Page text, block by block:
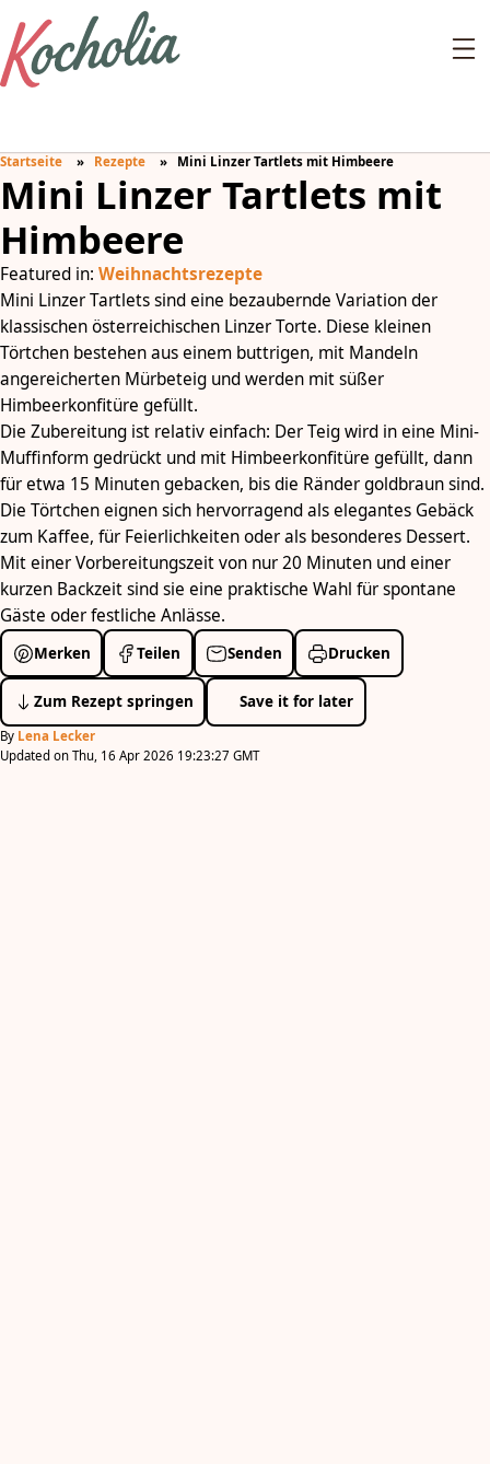
Startseite Rezepte Mini Linzer Tartlets mit Himbeere
Mini Linzer Tartlets mit
Himbeere
Featured in: Weihnachtsrezepte
Mini Linzer Tartlets sind eine bezaubernde Variation der
klassischen österreichischen Linzer Torte. Diese kleinen
Törtchen bestehen aus einem buttrigen, mit Mandeln
angereicherten Mürbeteig und werden mit süßer
Himbeerkonfitüre gefüllt.
Die Zubereitung ist relativ einfach: Der Teig wird in eine Mini-
Muffinform gedrückt und mit Himbeerkonfitüre gefüllt, dann
für etwa 15 Minuten gebacken, bis die Ränder goldbraun sind.
Die Törtchen eignen sich hervorragend als elegantes Gebäck
zum Kaffee, für Feierlichkeiten oder als besonderes Dessert.
Mit einer Vorbereitungszeit von nur 20 Minuten und einer
kurzen Backzeit sind sie eine praktische Wahl für spontane
Gäste oder festliche Anlässe.
Merken Teilen Senden Drucken
Zum Rezept springen Save it for later
By Lena Lecker
Updated on Thu, 16 Apr 2026 19:23:27 GMT